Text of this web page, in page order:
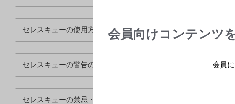
セレスキューの使用方法等を教えてください
セレスキューの警告の内容について教えてください
セレスキューの禁忌・禁止の患者を教えてください
会員向けコンテンツ
会員